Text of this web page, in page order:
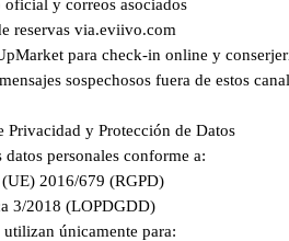
oficial y correos asociados
reservas via.eviivo.com
para check-in online y
sospechosos fuera de estos
Privacidad y Protección de Datos
datos personales conforme a:
2016/679 (RGPD)
3/2018 (LOPDGDD)
utilizan únicamente para: